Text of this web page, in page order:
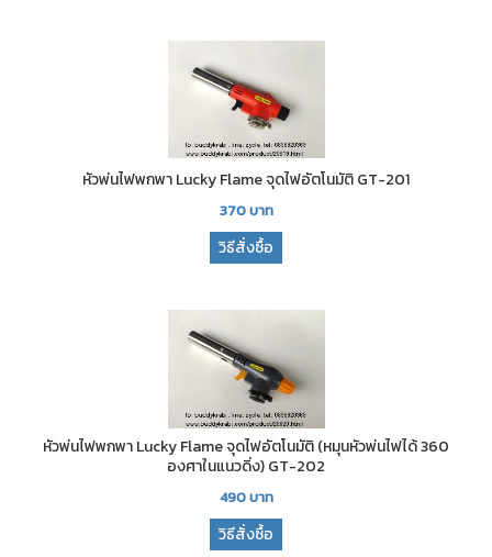
หัวพ่นไฟพกพา Lucky Flame จุดไฟอัตโนมัติ GT-201
370บาท
วิธีสั่งซื้อ
หัวพ่นไฟพกพา Lucky Flame จุดไฟอัตโนมัติ (หมุนหัวพ่นไฟได้ 360
องศาในแนวดิ่ง) GT-202
490บาท
วิธีสั่งซื้อ